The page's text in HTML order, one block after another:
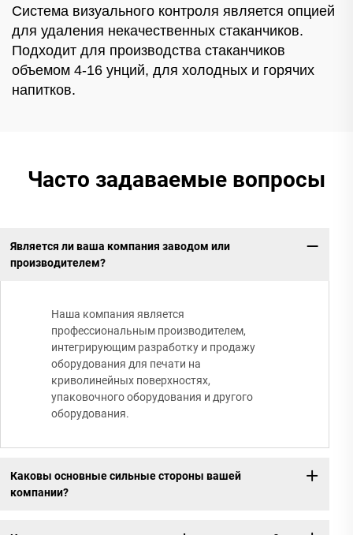
Система визуального контроля является опцией
для удаления некачественных стаканчиков.
Подходит для производства стаканчиков
объемом 4-16 унций, для холодных и горячих
напитков.
Часто задаваемые вопросы
Является ли ваша компания заводом или
производителем?
Наша компания является
профессиональным производителем,
интегрирующим разработку и продажу
оборудования для печати на
криволинейных поверхностях,
упаковочного оборудования и другого
оборудования.
Каковы основные сильные стороны вашей
компании?